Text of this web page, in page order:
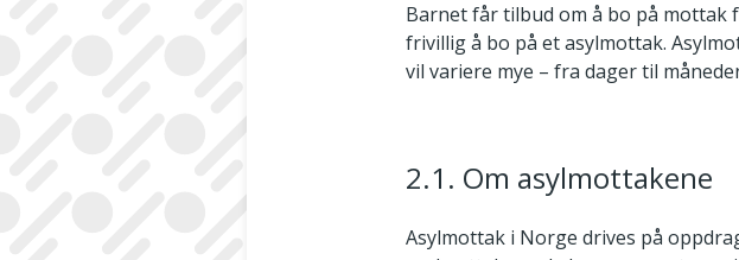
Barnet får tilbud om å bo på
frivillig å bo på et asylmottak.
vil variere mye – fra dager til
2.1. Om asylmottakene
Asylmottak i Norge drives på